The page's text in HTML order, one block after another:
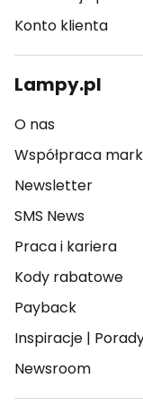
Konto klienta
Lampy.pl
O nas
Współpraca
Newsletter
SMS News
Praca i kariera
Kody rabatowe
Payback
Inspiracje |
Newsroom